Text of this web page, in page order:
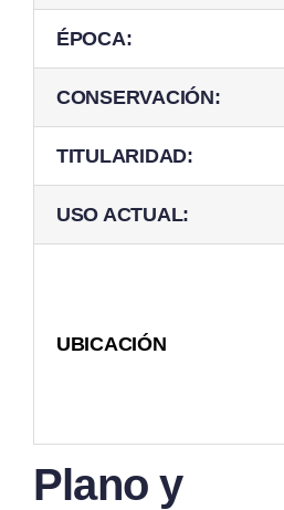
ÉPOCA:
CONSERVACIÓN:
TITULARIDAD:
USO ACTUAL:
UBICACIÓN
Plano y